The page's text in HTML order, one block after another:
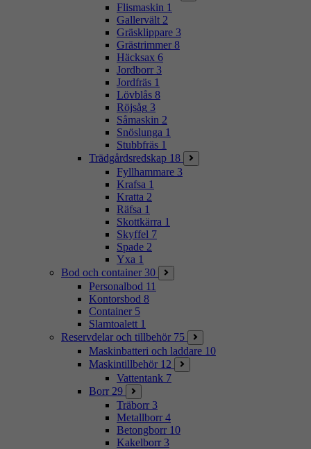
Flismaskin 1
Gallervält 2
Gräsklippare 3
Grästrimmer 8
Häcksax 6
Jordborr 3
Jordfräs 1
Lövblås 8
Röjsåg 3
Såmaskin 2
Snöslunga 1
Stubbfräs 1
Trädgårdsredskap 18
Fyllhammare 3
Krafsa 1
Kratta 2
Räfsa 1
Skottkärra 1
Skyffel 7
Spade 2
Yxa 1
Bod och container 30
Personalbod 11
Kontorsbod 8
Container 5
Slamtoalett 1
Reservdelar och tillbehör 75
Maskinbatteri och laddare 10
Maskintillbehör 12
Vattentank 7
Borr 29
Träborr 3
Metallborr 4
Betongborr 10
Kakelborr 3